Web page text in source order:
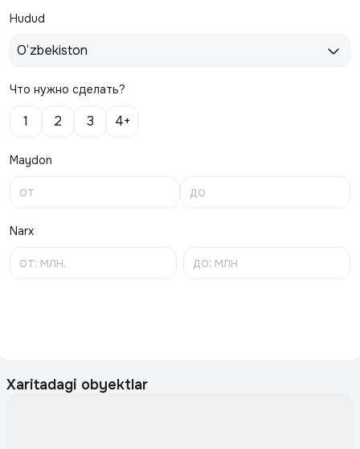
Hudud
O‘zbekiston
Что нужно сделать?
1 2 3 4+
Maydon
Narx
Xaritadagi obyektlar